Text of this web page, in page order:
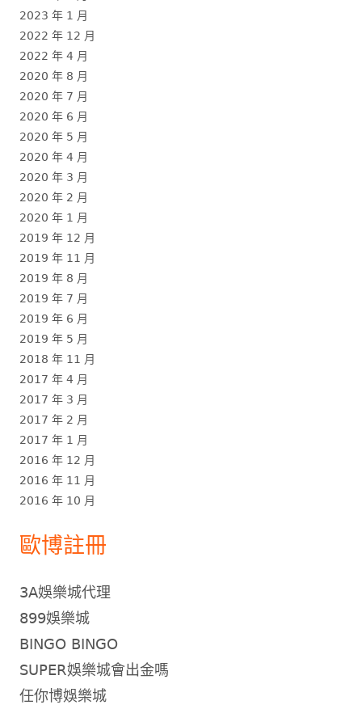
2023 年 1 月
2022 年 12 月
2022 年 4 月
2020 年 8 月
2020 年 7 月
2020 年 6 月
2020 年 5 月
2020 年 4 月
2020 年 3 月
2020 年 2 月
2020 年 1 月
2019 年 12 月
2019 年 11 月
2019 年 8 月
2019 年 7 月
2019 年 6 月
2019 年 5 月
2018 年 11 月
2017 年 4 月
2017 年 3 月
2017 年 2 月
2017 年 1 月
2016 年 12 月
2016 年 11 月
2016 年 10 月
歐博註冊
3A娛樂城代理
899娛樂城
BINGO BINGO
SUPER娛樂城會出金嗎
任你博娛樂城